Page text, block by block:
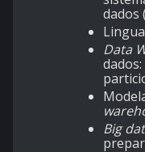
dados
Data
Big